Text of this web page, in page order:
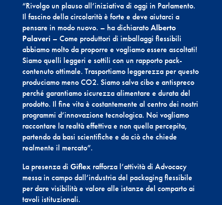
“Rivolgo un plauso all’iniziativa di oggi in Parlamento.
Il fascino della circolarità è forte e deve aiutarci a
pensare in modo nuovo. – ha dichiaratoAlberto
Palaveri – Come produttori di imballaggi flessibili
abbiamo molto da proporre e vogliamo essere ascoltati!
Siamo quelli leggeri e sottili con un rapporto pack-
contenuto ottimale. Trasportiamo leggerezza per questo
produciamo meno CO2. Siamo salva cibo e antispreco
perché garantiamo sicurezza alimentare e durata del
prodotto. Il fine vita è costantemente al centro dei nostri
programmi d’innovazione tecnologica. Noi vogliamo
raccontare la realtà effettiva e non quella percepita,
partendo da basi scientifiche e da ciò che chiede
realmente il mercato”.
La presenza di Giflex rafforza l’attività di Advocacy
messa in campo dall’industria del packaging flessibile
per dare visibilità e valore alle istanze del comparto ai
tavoli istituzionali.